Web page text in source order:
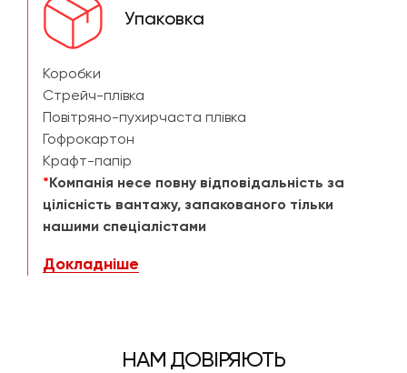
Упаковка
Коробки
Стрейч-плівка
Повітряно-пухирчаста плівка
Гофрокартон
Крафт-папір
*Компанія несе повну відповідальність за
цілісність вантажу, запакованого тільки
нашими спеціалістами
Докладніше
НАМ ДОВІРЯЮТЬ